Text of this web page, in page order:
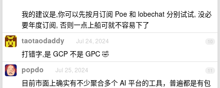
我的建议是,你可以先按月订阅 Poe 和 lobechat 分别试试, 没必
要年度订阅, 否则一点上船可就不容易下了
10
taotaodaddy Jul 24, 2024
打错字,是 GCP 不是 GPC 🤣
11
popdo Jul 25, 2024
目前市面上确实有不少聚合多个 AI 平台的工具，普遍都是有包